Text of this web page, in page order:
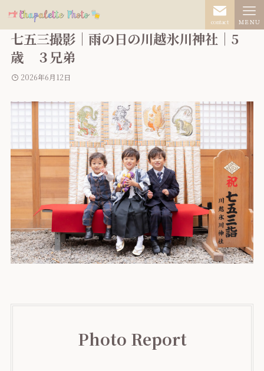
contact ＭＥＮＵ
七五三撮影｜雨の日の川越氷川神社｜5
歳 ３兄弟
2026年6月12日
Photo Report